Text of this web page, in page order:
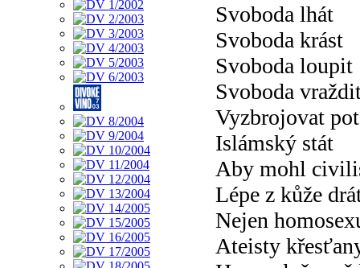
Svoboda lhát
Svoboda krást
Svoboda loupit
Svoboda
Vyzbrojovat
Islámský stát
Aby mohl
Lépe z kůže
Nejen
Ateisty